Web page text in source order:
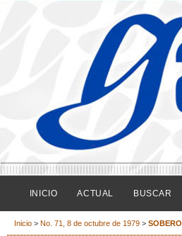
INICIO ACTUAL BUSCAR
Inicio > No. 71, 8 de octubre de 1979 >